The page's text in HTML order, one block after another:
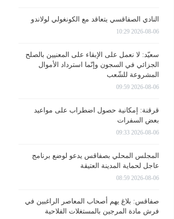
النادي الصفاقسي يتعاقد مع الكونغولي لولاندو
2026-08-06 10:29
سعيّد: لا نعمل على الإبقاء على المعنيين بالصلح
الجزائي في السجون وإنّما استرداد الأموال
المشروعة للشّعب
2026-08-06 09:59
قرقنة: إمكانية حصول اضطراب على مواعيد
بعض السفرات
2026-08-06 09:33
المجلس المحلي بصفاقس يدعو لوضع برنامج
عاجل لحماية المدينة العتيقة
2026-08-06 08:59
صفاقس: بلاغ يهم أصحاب المعاصر الراغبين في
فرش مادة المرجين بالمستغلات الفلاحية